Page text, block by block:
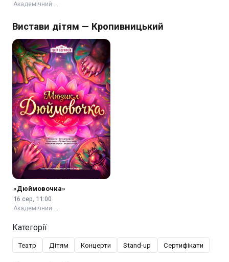
Академічний …
Вистави дітям — Кропивницький
«Дюймовочка»
16 сер, 11:00
Академічний …
Категорії
Театр Дітям Концерти Stand-up Сертифікати